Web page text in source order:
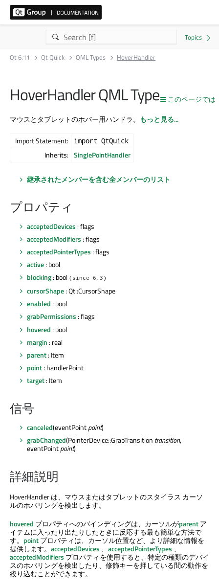
Qt 6.11 Qt Quick QML Types HoverHandler
このページでは
HoverHandler QML Type
マウスとタブレットのホバー用ハンドラ。 もっと見る...
Import Statement: import QtQuick
Inherits: SinglePointHandler
継承されたメンバーを含む全メンバーのリスト
プロパティ
acceptedDevices : flags
acceptedModifiers : flags
acceptedPointerTypes : flags
active: bool
blocking: bool (since 6.3)
cursorShape: Qt::CursorShape
enabled : bool
grabPermissions : flags
hovered : bool
margin : real
parent: Item
point: handlerPoint
target: Item
信号
canceled(eventPointpoint)
grabChanged(PointerDevice::GrabTransition transition,
eventPointpoint)
詳細説明
HoverHandler は、マウスまたはタブレットのスタイラス カーソ
ルのホバリングを検出します。
hovered プロパティへのバインディングは、カーソルがparentア
イテムに入ったり出たりしたときに反応する最も簡単な方法で
す。 pointプロパティは、カーソル位置など、より詳細な情報を
提供します。 acceptedDevices 、 acceptedPointerTypes 、
acceptedModifiers プロパティを使用すると、特定の種類のデバイ
スのホバリングを検出したり、修飾キーを押している間の動作を
絞り込むことができます。